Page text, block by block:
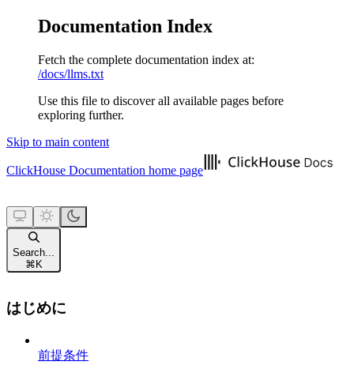
Documentation Index
Fetch the complete documentation index at:
/docs/llms.txt
Use this file to discover all available pages before
exploring further.
Skip to main content
ClickHouse Documentation home page
Search...
⌘ K
はじめに
前提条件